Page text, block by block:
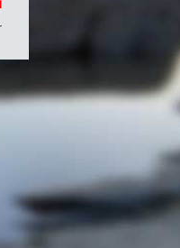
/
Symbole
gouvernement